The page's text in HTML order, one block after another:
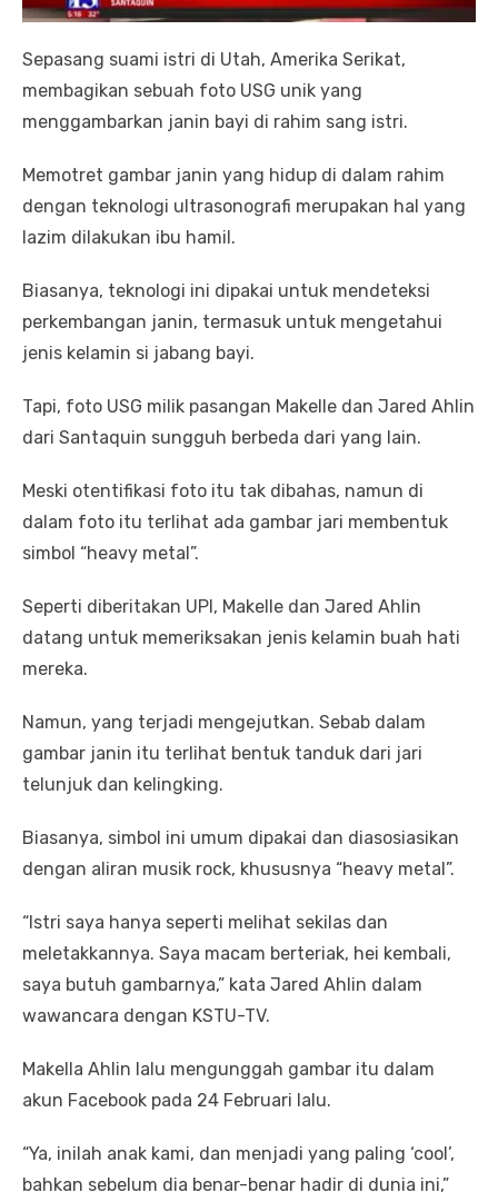
Sepasang suami istri di Utah, Amerika Serikat,
membagikan sebuah foto USG unik yang
menggambarkan janin bayi di rahim sang istri.
Memotret gambar janin yang hidup di dalam rahim
dengan teknologi ultrasonografi merupakan hal yang
lazim dilakukan ibu hamil.
Biasanya, teknologi ini dipakai untuk mendeteksi
perkembangan janin, termasuk untuk mengetahui
jenis kelamin si jabang bayi.
Tapi, foto USG milik pasangan Makelle dan Jared Ahlin
dari Santaquin sungguh berbeda dari yang lain.
Meski otentifikasi foto itu tak dibahas, namun di
dalam foto itu terlihat ada gambar jari membentuk
simbol “heavy metal”.
Seperti diberitakan UPI, Makelle dan Jared Ahlin
datang untuk memeriksakan jenis kelamin buah hati
mereka.
Namun, yang terjadi mengejutkan. Sebab dalam
gambar janin itu terlihat bentuk tanduk dari jari
telunjuk dan kelingking.
Biasanya, simbol ini umum dipakai dan diasosiasikan
dengan aliran musik rock, khususnya “heavy metal”.
“Istri saya hanya seperti melihat sekilas dan
meletakkannya. Saya macam berteriak, hei kembali,
saya butuh gambarnya,” kata Jared Ahlin dalam
wawancara dengan KSTU-TV.
Makella Ahlin lalu mengunggah gambar itu dalam
akun Facebook pada 24 Februari lalu.
“Ya, inilah anak kami, dan menjadi yang paling ‘cool’,
bahkan sebelum dia benar-benar hadir di dunia ini,”